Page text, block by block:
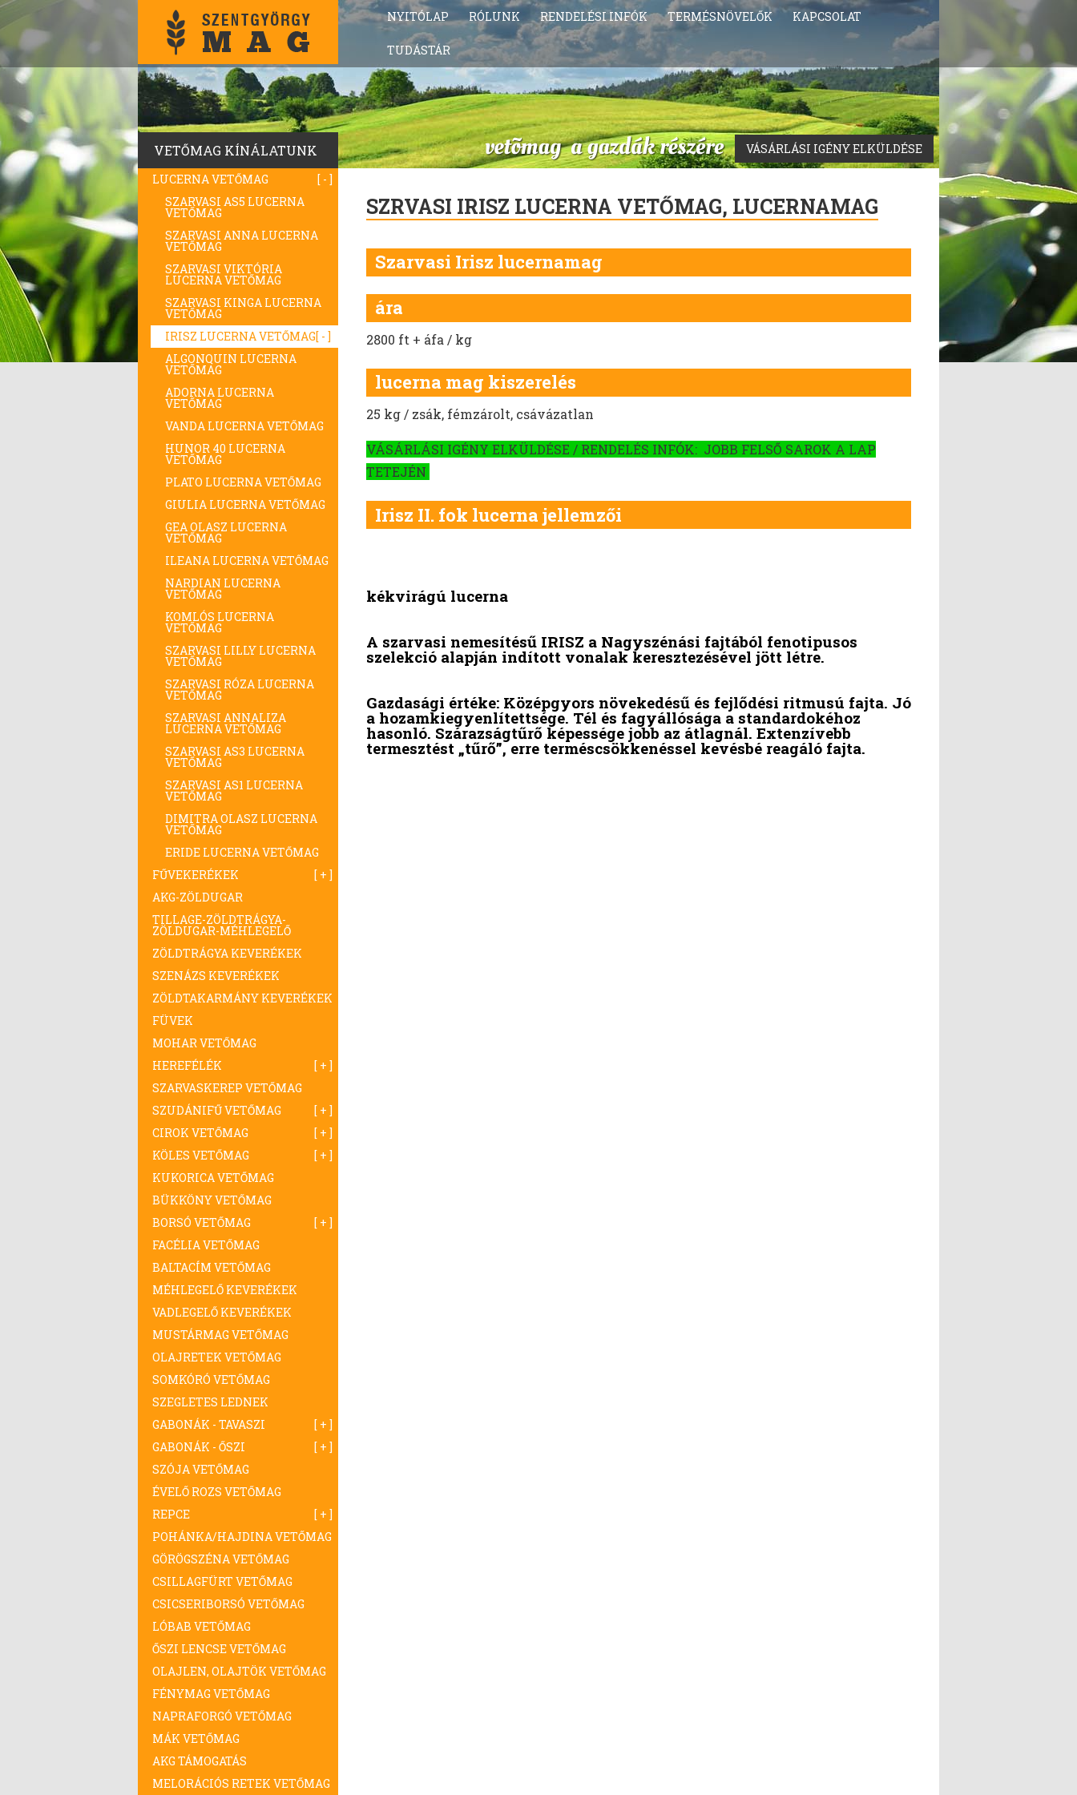
NYITÓLAP RÓLUNK RENDELÉSI INFÓK TERMÉSNÖVELŐK KAPCSOLAT
TUDÁSTÁR
VÁSÁRLÁSI IGÉNY ELKÜLDÉSE
VETŐMAG KÍNÁLATUNK
LUCERNA VETŐMAG
SZARVASI AS5 LUCERNA
VETŐMAG
SZARVASI ANNA LUCERNA
VETŐMAG
SZARVASI VIKTÓRIA
LUCERNA VETŐMAG
SZARVASI KINGA LUCERNA
VETŐMAG
IRISZ LUCERNA VETŐMAG
ALGONQUIN LUCERNA
VETŐMAG
ADORNA LUCERNA
VETŐMAG
VANDA LUCERNA VETŐMAG
HUNOR 40 LUCERNA
VETŐMAG
PLATO LUCERNA VETŐMAG
GIULIA LUCERNA VETŐMAG
GEA OLASZ LUCERNA
VETŐMAG
ILEANA LUCERNA VETŐMAG
NARDIAN LUCERNA
VETŐMAG
KOMLÓS LUCERNA
VETŐMAG
SZARVASI LILLY LUCERNA
VETŐMAG
SZARVASI RÓZA LUCERNA
VETŐMAG
SZARVASI ANNALIZA
LUCERNA VETŐMAG
SZARVASI AS3 LUCERNA
VETŐMAG
SZARVASI AS1 LUCERNA
VETŐMAG
DIMITRA OLASZ LUCERNA
VETŐMAG
ERIDE LUCERNA VETŐMAG
FŰVEKERÉKEK
AKG-ZÖLDUGAR
TILLAGE-ZÖLDTRÁGYA-
ZÖLDUGAR-MÉHLEGELŐ
ZÖLDTRÁGYA KEVERÉKEK
SZENÁZS KEVERÉKEK
ZÖLDTAKARMÁNY KEVERÉKEK
FÜVEK
MOHAR VETŐMAG
HEREFÉLÉK
SZARVASKEREP VETŐMAG
SZUDÁNIFŰ VETŐMAG
CIROK VETŐMAG
KÖLES VETŐMAG
KUKORICA VETŐMAG
BÜKKÖNY VETŐMAG
BORSÓ VETŐMAG
FACÉLIA VETŐMAG
BALTACÍM VETŐMAG
MÉHLEGELŐ KEVERÉKEK
VADLEGELŐ KEVERÉKEK
MUSTÁRMAG VETŐMAG
OLAJRETEK VETŐMAG
SOMKÓRÓ VETŐMAG
SZEGLETES LEDNEK
GABONÁK - TAVASZI
GABONÁK - ŐSZI
SZÓJA VETŐMAG
ÉVELŐ ROZS VETŐMAG
REPCE
POHÁNKA/HAJDINA VETŐMAG
GÖRÖGSZÉNA VETŐMAG
CSILLAGFÜRT VETŐMAG
CSICSERIBORSÓ VETŐMAG
LÓBAB VETŐMAG
ŐSZI LENCSE VETŐMAG
OLAJLEN, OLAJTÖK VETŐMAG
FÉNYMAG VETŐMAG
NAPRAFORGÓ VETŐMAG
MÁK VETŐMAG
AKG TÁMOGATÁS
MELORÁCIÓS RETEK VETŐMAG
SZRVASI IRISZ LUCERNA VETŐMAG, LUCERNAMAG
Szarvasi Irisz lucernamag
ára
2800 ft + áfa / kg
lucerna mag kiszerelés
25 kg / zsák, fémzárolt, csávázatlan
VÁSÁRLÁSI IGÉNY ELKÜLDÉSE / RENDELÉS INFÓK: JOBB FELSŐ SAROK A LAP
TETEJÉN
Irisz II. fok lucerna jellemzői
kékvirágú lucerna
A szarvasi nemesítésű IRISZ a Nagyszénási fajtából fenotipusos
szelekció alapján indított vonalak keresztezésével jött létre.
Gazdasági értéke: Középgyors növekedésű és fejlődési ritmusú fajta. Jó
a hozamkiegyenlítettsége. Tél és fagyállósága a standardokéhoz
hasonló. Szárazságtűrő képessége jobb az átlagnál. Extenzívebb
termesztést „tűrő”, erre terméscsökkenéssel kevésbé reagáló fajta.